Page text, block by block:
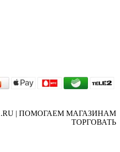
| ПОМОГАЕМ МАГАЗИНАМ
ТОРГОВАТЬ